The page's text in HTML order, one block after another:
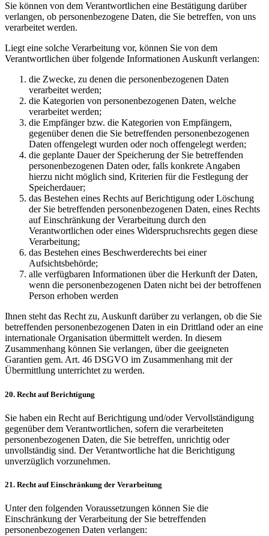
Sie können von dem Verantwortlichen eine Bestätigung darüber
verlangen, ob personenbezogene Daten, die Sie betreffen, von uns
verarbeitet werden.
Liegt eine solche Verarbeitung vor, können Sie von dem
Verantwortlichen über folgende Informationen Auskunft verlangen:
die Zwecke, zu denen die personenbezogenen Daten
verarbeitet werden;
die Kategorien von personenbezogenen Daten, welche
verarbeitet werden;
die Empfänger bzw. die Kategorien von Empfängern,
gegenüber denen die Sie betreffenden personenbezogenen
Daten offengelegt wurden oder noch offengelegt werden;
die geplante Dauer der Speicherung der Sie betreffenden
personenbezogenen Daten oder, falls konkrete Angaben
hierzu nicht möglich sind, Kriterien für die Festlegung der
Speicherdauer;
das Bestehen eines Rechts auf Berichtigung oder Löschung
der Sie betreffenden personenbezogenen Daten, eines Rechts
auf Einschränkung der Verarbeitung durch den
Verantwortlichen oder eines Widerspruchsrechts gegen diese
Verarbeitung;
das Bestehen eines Beschwerderechts bei einer
Aufsichtsbehörde;
alle verfügbaren Informationen über die Herkunft der Daten,
wenn die personenbezogenen Daten nicht bei der betroffenen
Person erhoben werden
Ihnen steht das Recht zu, Auskunft darüber zu verlangen, ob die Sie
betreffenden personenbezogenen Daten in ein Drittland oder an eine
internationale Organisation übermittelt werden. In diesem
Zusammenhang können Sie verlangen, über die geeigneten
Garantien gem. Art. 46 DSGVO im Zusammenhang mit der
Übermittlung unterrichtet zu werden.
20. Recht auf Berichtigung
Sie haben ein Recht auf Berichtigung und/oder Vervollständigung
gegenüber dem Verantwortlichen, sofern die verarbeiteten
personenbezogenen Daten, die Sie betreffen, unrichtig oder
unvollständig sind. Der Verantwortliche hat die Berichtigung
unverzüglich vorzunehmen.
21. Recht auf Einschränkung der Verarbeitung
Unter den folgenden Voraussetzungen können Sie die
Einschränkung der Verarbeitung der Sie betreffenden
personenbezogenen Daten verlangen: